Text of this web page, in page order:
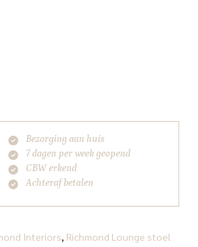
Bezorging aan huis
7 dagen per week geopend
CBW erkend
Achteraf betalen
Interiors, Richmond Lounge stoel